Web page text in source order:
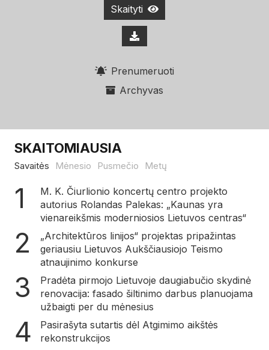
Skaityti
Prenumeruoti
Archyvas
SKAITOMIAUSIA
Savaitės Mėnesio Pusmečio Metų
M. K. Čiurlionio koncertų centro projekto
autorius Rolandas Palekas: „Kaunas yra
vienareikšmis moderniosios Lietuvos centras“
„Architektūros linijos“ projektas pripažintas
geriausiu Lietuvos Aukščiausiojo Teismo
atnaujinimo konkurse
Pradėta pirmojo Lietuvoje daugiabučio skydinė
renovacija: fasado šiltinimo darbus planuojama
užbaigti per du mėnesius
Pasirašyta sutartis dėl Atgimimo aikštės
rekonstrukcijos